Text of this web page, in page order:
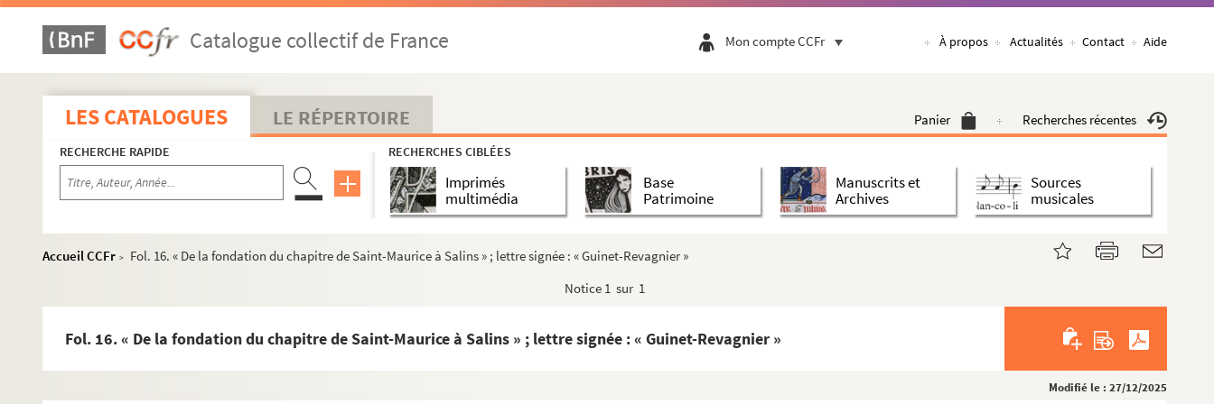
Catalogue collectif de France Mon compte CCFr À propos Actualités Contact Aide
LES CATALOGUES LE RÉPERTOIRE Panier Recherches récentes
RECHERCHE RAPIDE RECHERCHES CIBLÉES
Imprimés
multimédia
Base
Patrimoine
Manuscrits et
Archives
Sources
musicales
Accueil CCFr >
Fol. 16. « De la fondation du chapitre de Saint-Maurice à Salins » ; lettre signée : « Guinet-Revagnier »
Notice 1 sur 1
Fol. 16. « De la fondation du chapitre de Saint-Maurice à Salins » ; lettre signée : « Guinet-Revagnier »
Modifié le : 27/12/2025
COLLECTION CHIFLET